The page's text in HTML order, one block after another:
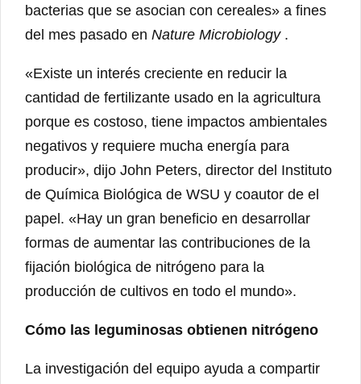
bacterias que se asocian con cereales» a fines
del mes pasado en Nature Microbiology.
«Existe un interés creciente en reducir la
cantidad de fertilizante usado en la agricultura
porque es costoso, tiene impactos ambientales
negativos y requiere mucha energía para
producir», dijo John Peters, director del Instituto
de Química Biológica de WSU y coautor de el
papel. «Hay un gran beneficio en desarrollar
formas de aumentar las contribuciones de la
fijación biológica de nitrógeno para la
producción de cultivos en todo el mundo».
Cómo las leguminosas obtienen nitrógeno
La investigación del equipo ayuda a compartir